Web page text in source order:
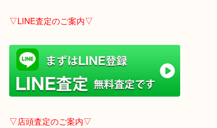
こちらはブログアップした時点での情報です。
最新の情報は一番新しいブログをご覧ください。
→こちら
事前にご連絡頂ければ内容によりますが受付時間終